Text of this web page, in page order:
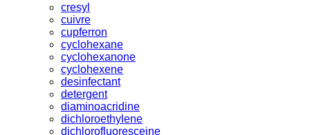
cresyl
cuivre
cupferron
cyclohexane
cyclohexanone
cyclohexene
desinfectant
detergent
diaminoacridine
dichloroethylene
dichlorofluoresceine